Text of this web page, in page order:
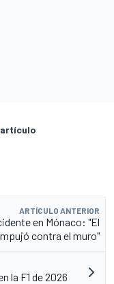
ARTÍCULO ANTERIOR
en Mónaco: "El
contra el muro"
la F1 de 2026